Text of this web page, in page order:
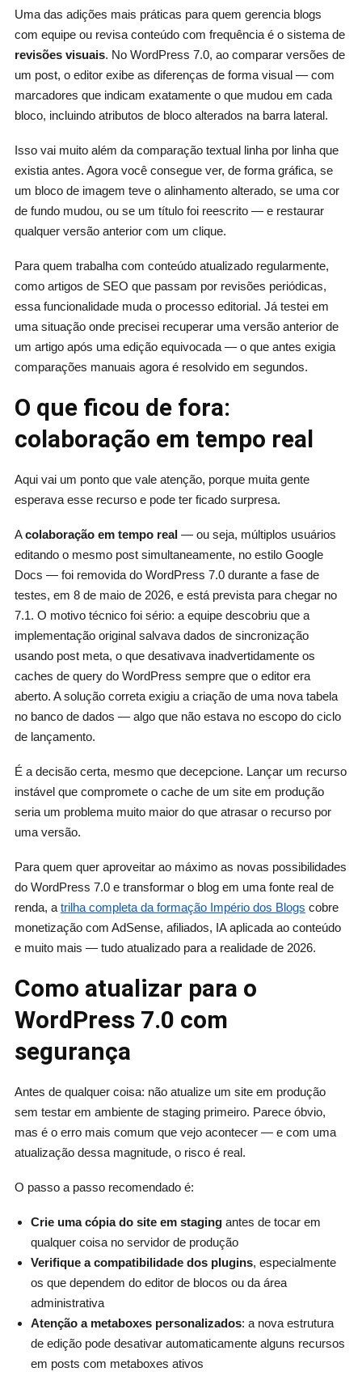
Uma das adições mais práticas para quem gerencia blogs
com equipe ou revisa conteúdo com frequência é o sistema de
revisões visuais. No WordPress 7.0, ao comparar versões de
um post, o editor exibe as diferenças de forma visual — com
marcadores que indicam exatamente o que mudou em cada
bloco, incluindo atributos de bloco alterados na barra lateral.
Isso vai muito além da comparação textual linha por linha que
existia antes. Agora você consegue ver, de forma gráfica, se
um bloco de imagem teve o alinhamento alterado, se uma cor
de fundo mudou, ou se um título foi reescrito — e restaurar
qualquer versão anterior com um clique.
Para quem trabalha com conteúdo atualizado regularmente,
como artigos de SEO que passam por revisões periódicas,
essa funcionalidade muda o processo editorial. Já testei em
uma situação onde precisei recuperar uma versão anterior de
um artigo após uma edição equivocada — o que antes exigia
comparações manuais agora é resolvido em segundos.
O que ficou de fora:
colaboração em tempo real
Aqui vai um ponto que vale atenção, porque muita gente
esperava esse recurso e pode ter ficado surpresa.
Acolaboração em tempo real— ou seja, múltiplos usuários
editando o mesmo post simultaneamente, no estilo Google
Docs — foi removida do WordPress 7.0 durante a fase de
testes, em 8 de maio de 2026, e está prevista para chegar no
7.1. O motivo técnico foi sério: a equipe descobriu que a
implementação original salvava dados de sincronização
usando post meta, o que desativava inadvertidamente os
caches de query do WordPress sempre que o editor era
aberto. A solução correta exigiu a criação de uma nova tabela
no banco de dados — algo que não estava no escopo do ciclo
de lançamento.
É a decisão certa, mesmo que decepcione. Lançar um recurso
instável que compromete o cache de um site em produção
seria um problema muito maior do que atrasar o recurso por
uma versão.
Para quem quer aproveitar ao máximo as novas possibilidades
do WordPress 7.0 e transformar o blog em uma fonte real de
renda, a trilha completa da formação Império dos Blogs cobre
monetização com AdSense, afiliados, IA aplicada ao conteúdo
e muito mais — tudo atualizado para a realidade de 2026.
Como atualizar para o
WordPress 7.0 com
segurança
Antes de qualquer coisa: não atualize um site em produção
sem testar em ambiente de staging primeiro. Parece óbvio,
mas é o erro mais comum que vejo acontecer — e com uma
atualização dessa magnitude, o risco é real.
O passo a passo recomendado é:
Crie uma cópia do site em stagingantes de tocar em
qualquer coisa no servidor de produção
Verifique a compatibilidade dos plugins, especialmente
os que dependem do editor de blocos ou da área
administrativa
Atenção a metaboxes personalizados: a nova estrutura
de edição pode desativar automaticamente alguns recursos
em posts com metaboxes ativos